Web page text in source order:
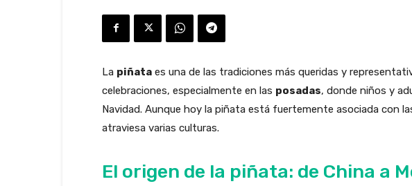
La piñata es una de las tradiciones más queridas y
celebraciones, especialmente en las posadas, donde niños y
Navidad. Aunque hoy la piñata está fuertemente asociada con
atraviesa varias culturas.
El origen de la piñata: de China a